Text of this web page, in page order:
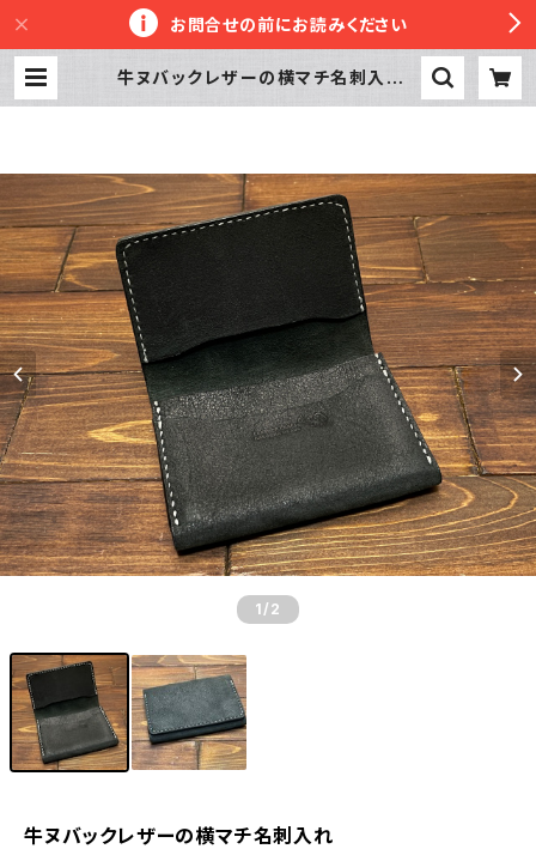
お問合せの前にお読みください
牛ヌバックレザーの横マチ名刺入れ |
1 /2
牛ヌバックレザーの横マチ名刺入れ